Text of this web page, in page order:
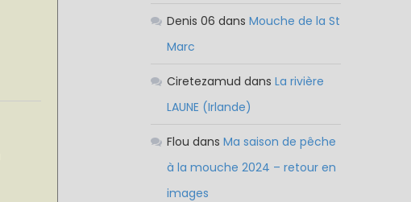
Denis 06 dansMouche de la St
Marc
Ciretezamud dansLa rivière
LAUNE (Irlande)
Flou dansMa saison de pêche
à la mouche 2024 – retour en
images